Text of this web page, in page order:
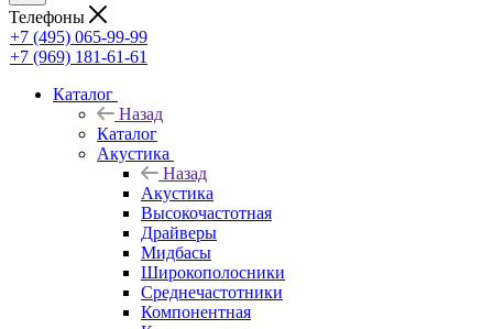
Телефоны
+7 (495) 065-99-99
+7 (969) 181-61-61
Каталог
Назад
Каталог
Акустика
Назад
Акустика
Высокочастотная
Драйверы
Мидбасы
Широкополосники
Среднечастотники
Компонентная